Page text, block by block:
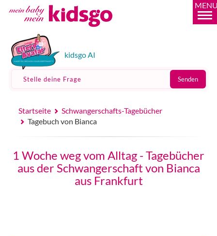
kidsgo AI
Stelle deine Frage Senden
Startseite
Schwangerschafts-Tagebücher
Tagebuch von Bianca
1 Woche weg vom Alltag - Tagebücher
aus der Schwangerschaft von Bianca
aus Frankfurt